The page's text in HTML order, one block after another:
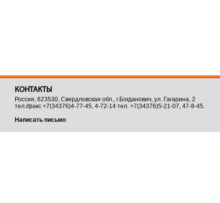
КОНТАКТЫ
Россия, 623530, Свердловская обл., г.Богданович, ул. Гагарина, 2
тел./факс +7(34376)4-77-45, 4-72-14 тел. +7(34376)5-21-07, 47-8-45.
Написать письмо